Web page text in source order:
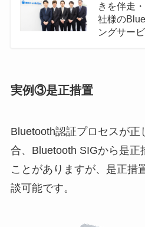
きを伴走
社様の
ングサー
実例③是正措置
Bluetooth認証プロセスが正
合、Bluetooth SIGから是正
ことがありますが、是正措
談可能です。